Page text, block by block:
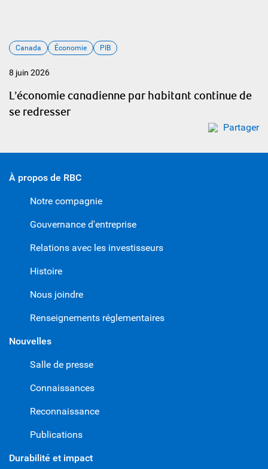
Canada Économie PIB
8 juin 2026
L’économie canadienne par habitant continue de
se redresser
Partager
À propos de RBC
Notre compagnie
Gouvernance d'entreprise
Relations avec les investisseurs
Histoire
Nous joindre
Renseignements réglementaires
Nouvelles
Salle de presse
Connaissances
Reconnaissance
Publications
Durabilité et impact